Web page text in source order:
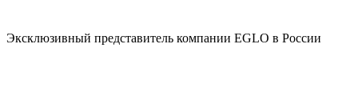
Эксклюзивный представитель компании EGLO в России